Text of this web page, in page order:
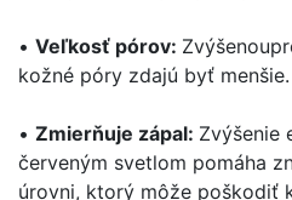
• Veľkosť pórov:
kožné póry zdajú byť menšie.
• Zmierňuje zápal: Zvýšenie
červeným svetlom pomáha
úrovni, ktorý môže poškodiť